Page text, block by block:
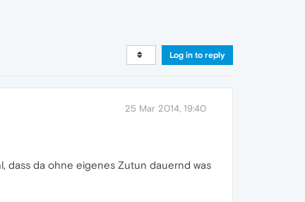
Log in to reply
25 Mar 2014, 19:40
dass da ohne eigenes Zutun dauernd was